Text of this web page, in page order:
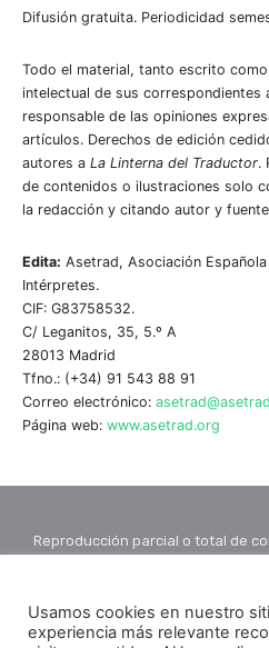
Difusión gratuita. Periodicidad
Todo el material, tanto escrito
intelectual de sus correspondientes
responsable de las opiniones
artículos. Derechos de edición
autores a La Linterna del Traductor.
de contenidos o ilustraciones solo
la redacción y citando autor y
Edita: Asetrad, Asociación
Intérpretes.
CIF: G83758532.
C/ Leganitos, 35, 5.º A
28013 Madrid
Tfno.: (+34) 91 543 88 91
Correo electrónico:
Página web: www.asetrad.org
Reproducción parcial o total de
Usamos cookies en nuestro
experiencia más relevante